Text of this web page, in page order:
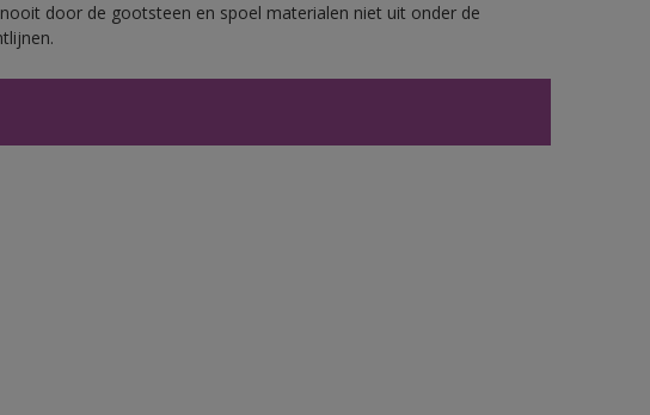
door de gootsteen en spoel materialen niet uit onder de